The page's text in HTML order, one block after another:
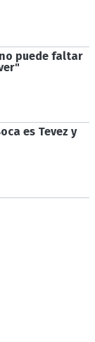
puede faltar
es Tevez y